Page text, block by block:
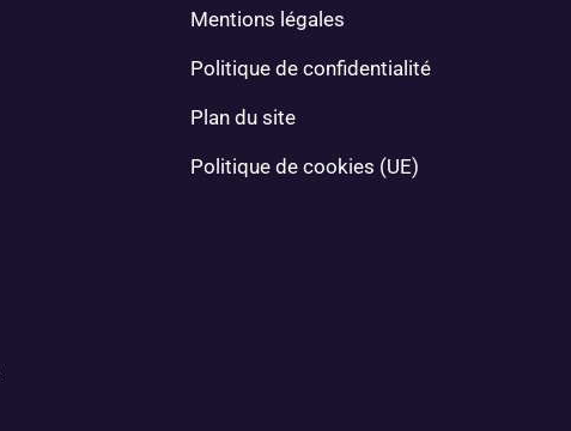
Mentions légales
Politique de confidentialité
Plan du site
Politique de cookies (UE)